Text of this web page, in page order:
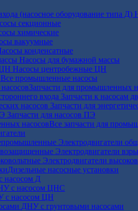
секционные
химические
вакуумные
конденсатные
Насосы для бумажной массы
Насосы центробежные ЦН
Все промышленные насосы
Запчасти для промышленных
Запчасти к насосам
Запчасти для
Запчасти для насосов ПЭ
Все запчасти для
Электродвигатели
Электродвигатели
Электродвигатели
Дизельные насосные установки
насосом Д
с насосом ЦНС
с насосом ЦН
ДНУ с грунтовыми насосами